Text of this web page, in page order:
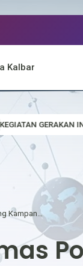
Kalbar
ASRI (AMAN,
Brigadir Odang Sujono Bhabinkamtibmas Polsek Hulu Gurung Kampanye anti Karhutla, Himbau Masyarakat Cegah Karhutla